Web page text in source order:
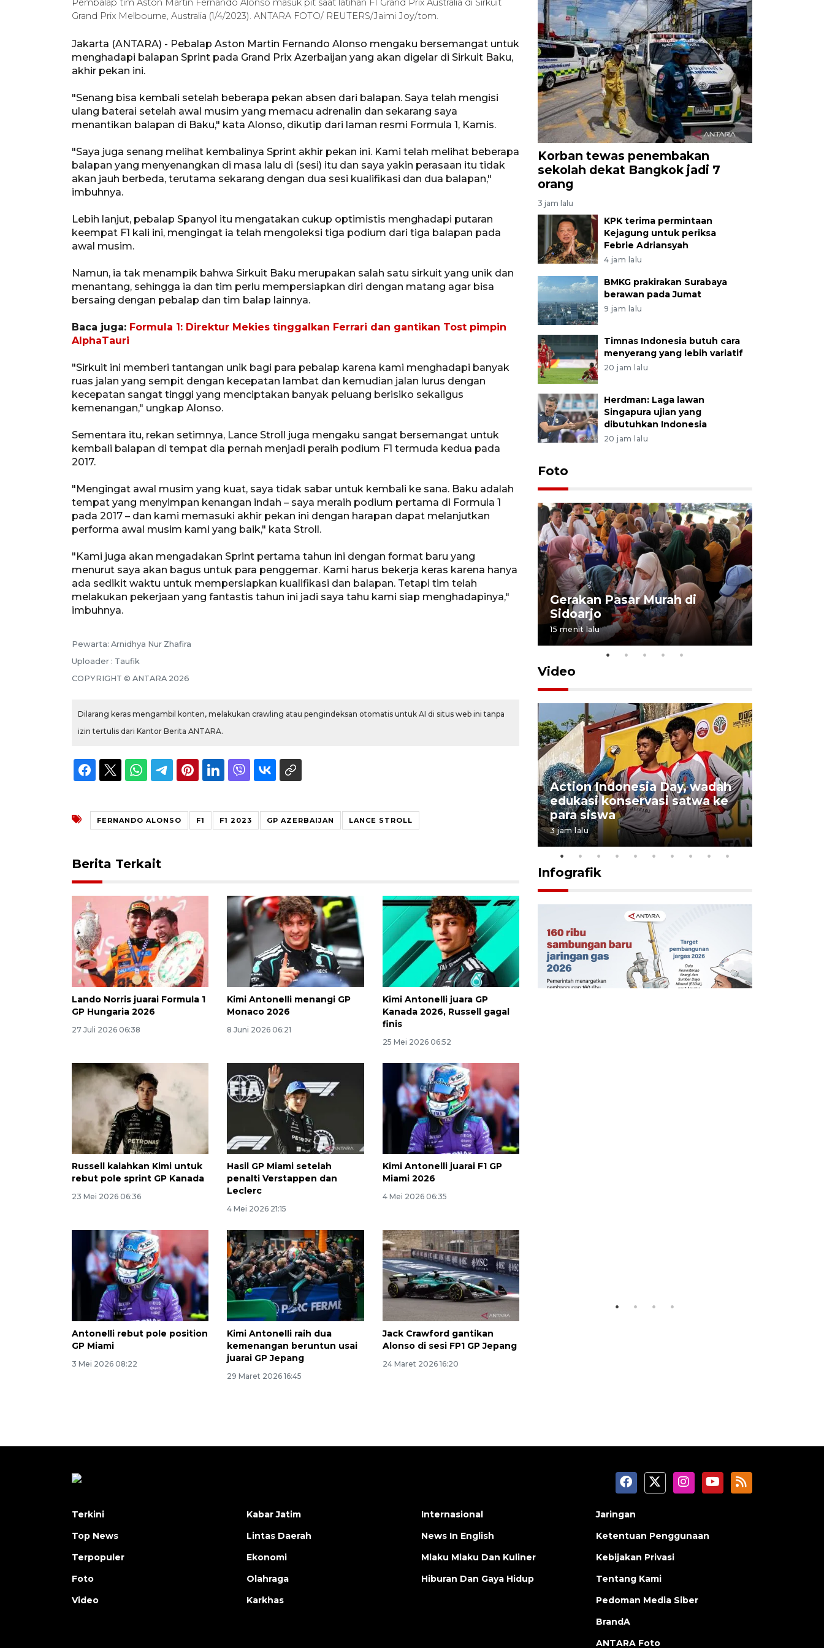
Pembalap tim Aston Martin Fernando Alonso masuk pit saat latihan F1 Grand Prix Australia di Sirkuit
Grand Prix Melbourne, Australia (1/4/2023). ANTARA FOTO/ REUTERS/Jaimi Joy/tom.
Jakarta (ANTARA) - Pebalap Aston Martin Fernando Alonso mengaku bersemangat untuk
menghadapi balapan Sprint pada Grand Prix Azerbaijan yang akan digelar di Sirkuit Baku,
akhir pekan ini.
"Senang bisa kembali setelah beberapa pekan absen dari balapan. Saya telah mengisi
ulang baterai setelah awal musim yang memacu adrenalin dan sekarang saya
menantikan balapan di Baku," kata Alonso, dikutip dari laman resmi Formula 1, Kamis.
"Saya juga senang melihat kembalinya Sprint akhir pekan ini. Kami telah melihat beberapa
balapan yang menyenangkan di masa lalu di (sesi) itu dan saya yakin perasaan itu tidak
akan jauh berbeda, terutama sekarang dengan dua sesi kualifikasi dan dua balapan,"
imbuhnya.
Lebih lanjut, pebalap Spanyol itu mengatakan cukup optimistis menghadapi putaran
keempat F1 kali ini, mengingat ia telah mengoleksi tiga podium dari tiga balapan pada
awal musim.
Namun, ia tak menampik bahwa Sirkuit Baku merupakan salah satu sirkuit yang unik dan
menantang, sehingga ia dan tim perlu mempersiapkan diri dengan matang agar bisa
bersaing dengan pebalap dan tim balap lainnya.
Baca juga: Formula 1: Direktur Mekies tinggalkan Ferrari dan gantikan Tost pimpin
AlphaTauri
"Sirkuit ini memberi tantangan unik bagi para pebalap karena kami menghadapi banyak
ruas jalan yang sempit dengan kecepatan lambat dan kemudian jalan lurus dengan
kecepatan sangat tinggi yang menciptakan banyak peluang berisiko sekaligus
kemenangan," ungkap Alonso.
Sementara itu, rekan setimnya, Lance Stroll juga mengaku sangat bersemangat untuk
kembali balapan di tempat dia pernah menjadi peraih podium F1 termuda kedua pada
2017.
"Mengingat awal musim yang kuat, saya tidak sabar untuk kembali ke sana. Baku adalah
tempat yang menyimpan kenangan indah – saya meraih podium pertama di Formula 1
pada 2017 – dan kami memasuki akhir pekan ini dengan harapan dapat melanjutkan
performa awal musim kami yang baik," kata Stroll.
"Kami juga akan mengadakan Sprint pertama tahun ini dengan format baru yang
menurut saya akan bagus untuk para penggemar. Kami harus bekerja keras karena hanya
ada sedikit waktu untuk mempersiapkan kualifikasi dan balapan. Tetapi tim telah
melakukan pekerjaan yang fantastis tahun ini jadi saya tahu kami siap menghadapinya,"
imbuhnya.
Pewarta: Arnidhya Nur Zhafira
Uploader : Taufik
COPYRIGHT © ANTARA 2026
Dilarang keras mengambil konten, melakukan crawling atau pengindeksan otomatis untuk AI di situs web ini tanpa
izin tertulis dari Kantor Berita ANTARA.
FERNANDO ALONSO F1 F1 2023 GP AZERBAIJAN LANCE STROLL
Berita Terkait
Lando Norris juarai Formula 1
GP Hungaria 2026
27 Juli 2026 06:38
Kimi Antonelli menangi GP
Monaco 2026
8 Juni 2026 06:21
Kimi Antonelli juara GP
Kanada 2026, Russell gagal
finis
25 Mei 2026 06:52
Russell kalahkan Kimi untuk
rebut pole sprint GP Kanada
23 Mei 2026 06:36
Hasil GP Miami setelah
penalti Verstappen dan
Leclerc
4 Mei 2026 21:15
Kimi Antonelli juarai F1 GP
Miami 2026
4 Mei 2026 06:35
Antonelli rebut pole position
GP Miami
3 Mei 2026 08:22
Kimi Antonelli raih dua
kemenangan beruntun usai
juarai GP Jepang
29 Maret 2026 16:45
Jack Crawford gantikan
Alonso di sesi FP1 GP Jepang
24 Maret 2026 16:20
Korban tewas penembakan
sekolah dekat Bangkok jadi 7
orang
3 jam lalu
KPK terima permintaan
Kejagung untuk periksa
Febrie Adriansyah
4 jam lalu
BMKG prakirakan Surabaya
berawan pada Jumat
9 jam lalu
Timnas Indonesia butuh cara
menyerang yang lebih variatif
20 jam lalu
Herdman: Laga lawan
Singapura ujian yang
dibutuhkan Indonesia
20 jam lalu
Foto
Persebaya juara Piala
Gerakan Pasar Murah di
Sidoarjo
15 menit lalu
Video
dari target
5 Agustus 2026 19:33
Action Indonesia Day, wadah
edukasi konservasi satwa ke
para siswa
3 jam lalu
Infografik
Ekonomi triwulan II-2026
tumbuh 5,29 persen
2026-08-06 18:45:00
Terkini
Top News
Terpopuler
Foto
Video
Kabar Jatim
Lintas Daerah
Ekonomi
Olahraga
Karkhas
Internasional
News In English
Mlaku Mlaku Dan Kuliner
Hiburan Dan Gaya Hidup
Jaringan
Ketentuan Penggunaan
Kebijakan Privasi
Tentang Kami
Pedoman Media Siber
BrandA
ANTARA Foto